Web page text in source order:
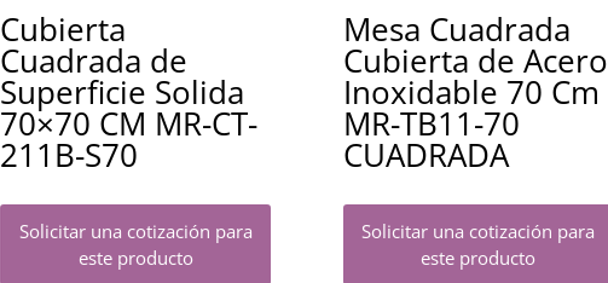
Cubierta
Cuadrada de
Superficie Solida
70×70 CM MR-CT-
211B-S70
Solicitar una cotización para
este producto
Mesa Cuadrada
Cubierta de Acero
Inoxidable 70 Cm
MR-TB11-70
CUADRADA
Solicitar una cotización para
este producto